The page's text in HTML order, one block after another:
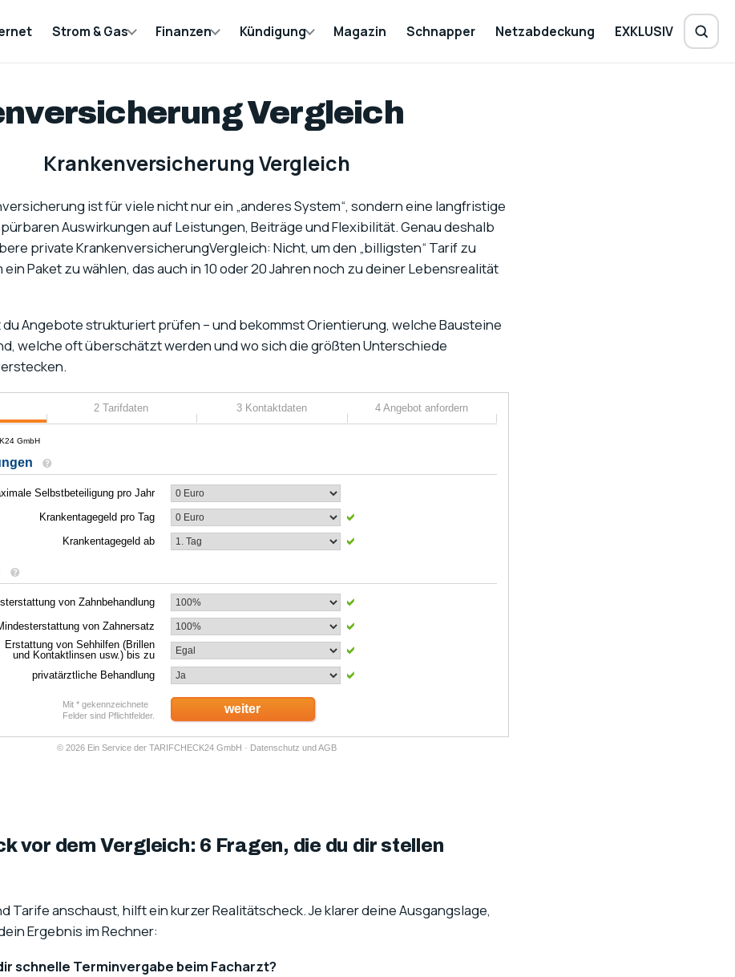
Strom & Gas Finanzen Kündigung Magazin Schnapper Netzabdeckung EXKLUSIV
Vergleich
Krankenversicherung Vergleich
ist für viele nicht nur ein „anderes System“, sondern eine langfristige
Auswirkungen auf Leistungen, Beiträge und Flexibilität. Genau deshalb
private KrankenversicherungVergleich: Nicht, um den „billigsten“ Tarif zu
Paket zu wählen, das auch in 10 oder 20 Jahren noch zu deiner Lebensrealität
du Angebote strukturiert prüfen – und bekommst Orientierung, welche Bausteine
welche oft überschätzt werden und wo sich die größten Unterschiede
vor dem Vergleich: 6 Fragen, die du dir stellen
Tarife anschaust, hilft ein kurzer Realitätscheck. Je klarer deine Ausgangslage,
Ergebnis im Rechner:
schnelle Terminvergabe beim Facharzt?